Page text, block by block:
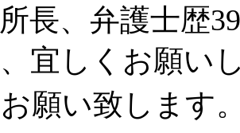
長、弁護士歴
宜しくお願い
願い致します